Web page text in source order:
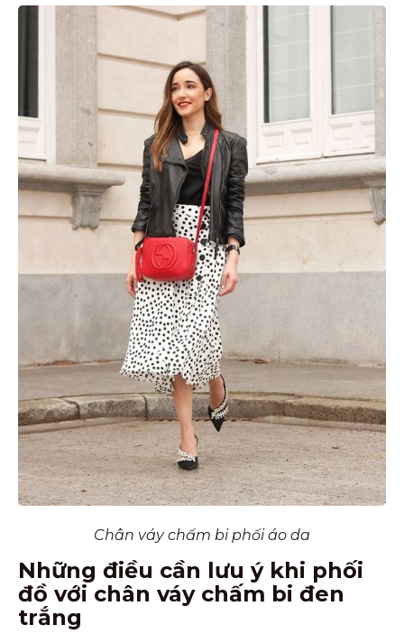
Chân váy chấm bi phối áo da
Những điều cần lưu ý khi phối
đồ với chân váy chấm bi đen
trắng